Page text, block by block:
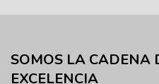
SOMOS LA CADENA
EXCELENCIA